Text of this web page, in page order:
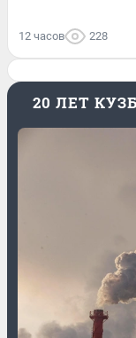
12 часов 228
20 ЛЕТ